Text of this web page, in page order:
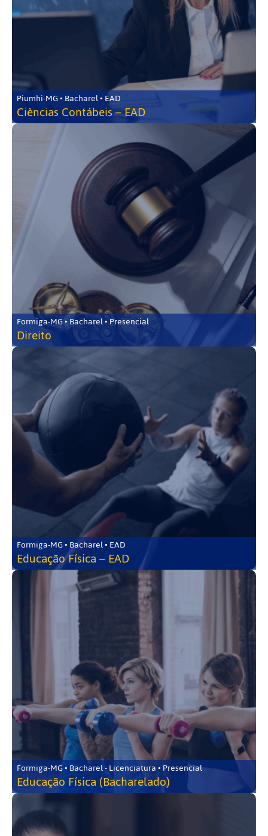
Piumhi-MG • Bacharel • EAD
Ciências Contábeis – EAD
Formiga-MG • Bacharel • Presencial
Direito
Formiga-MG • Bacharel • EAD
Educação Física – EAD
Formiga-MG • Bacharel - Licenciatura • Presencial
Educação Física (Bacharelado)